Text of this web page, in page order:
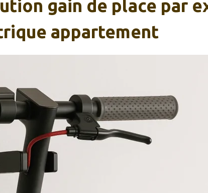
gain de place par
appartement